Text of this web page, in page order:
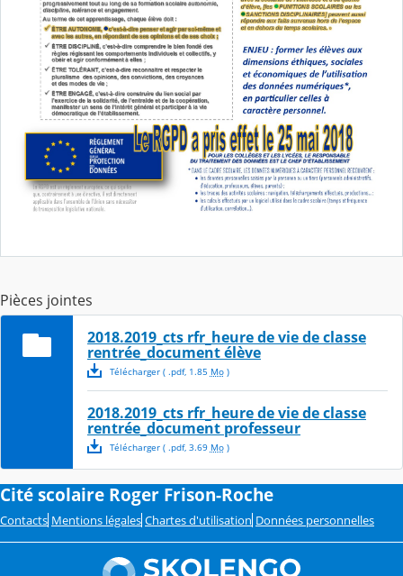
Pièces jointes
2018.2019_cts rfr_heure de vie de classe
rentrée_document élève
Télécharger( .pdf, 1.85 Mo)
2018.2019_cts rfr_heure de vie de classe
rentrée_document professeur
Télécharger( .pdf, 3.69 Mo)
Cité scolaire Roger Frison-Roche
Contacts Mentions légales Chartes d'utilisation Données personnelles